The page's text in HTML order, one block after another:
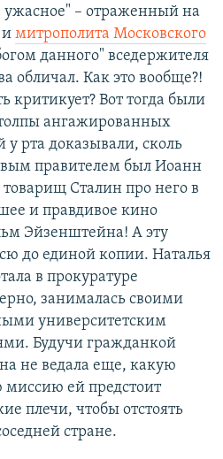
ужасное" – отраженный на
и митрополита Московского
данного" вседержителя
обличал. Как это вообще?!
критикует? Вот тогда были
ангажированных
у рта доказывали, сколь
правителем был Иоанн
Сталин про него в
и правдивое кино
Эйзенштейна! А эту
до единой копии. Наталья
в прокуратуре
занималась своими
университетским
Будучи гражданкой
не ведала еще, какую
ей предстоит
плечи, чтобы отстоять
стране.